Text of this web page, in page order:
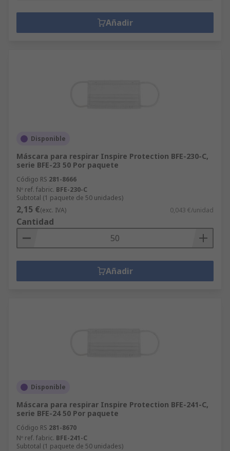
Añadir
Disponible
Máscara para respirar Inspire Protection BFE-230-C,
serie BFE-23 50 Por paquete
Código RS 281-8666
Nº ref. fabric. BFE-230-C
Subtotal (1 paquete de 50 unidades)
2,15 €(exc. IVA) 0,043 €/unidad
Cantidad
Añadir
Disponible
Máscara para respirar Inspire Protection BFE-241-C,
serie BFE-24 50 Por paquete
Código RS 281-8670
Nº ref. fabric. BFE-241-C
Subtotal (1 paquete de 50 unidades)